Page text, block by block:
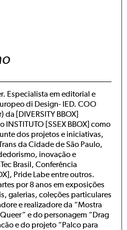
Especialista em editorial e
di Design- IED. COO
[DIVERSITY BBOX]
INSTITUTO [SSEX BBOX] como
dos projetos e iniciativas,
da Cidade de São Paulo,
inovação e
Brasil, Conferência
Pride Labe entre outros.
por 8 anos em exposições
galerias, coleções particulares
e realizadore da “Mostra
e do personagem “Drag
e do projeto “Palco para